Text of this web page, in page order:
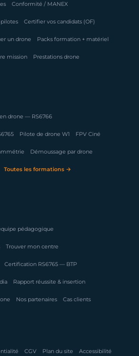
Conformité / MANEX
Certifier vos candidats (OF)
un drone Packs formation + matériel
mission Prestations drone
drone — RS6766
Pilote de drone W1 FPV Ciné
Démoussage par drone
Toutes les formations →
pédagogique
Trouver mon centre
Certification RS6765 — BTP
Rapport réussite & insertion
Nos partenaires Cas clients
CGV Plan du site Accessibilité